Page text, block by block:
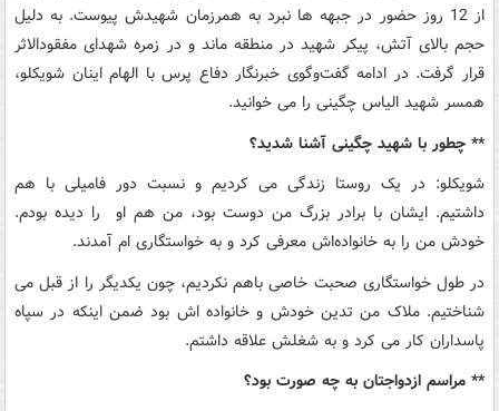
از 12 روز حضور در جبهه ها نبرد به همرزمان شهیدش پیوست. به دلیل
حجم بالای آتش، پیکر شهید در منطقه ماند و در زمره شهدای مفقودالاثر
قرار گرفت. در ادامه گفت‌وگوی خبرنگار دفاع پرس با الهام اینان شویکلو،
همسر شهید الیاس چگینی را می خوانید.
** چطور با شهید چگینی آشنا شدید؟
شویکلو: در یک روستا زندگی می کردیم و نسبت دور فامیلی با هم
داشتیم. ایشان با برادر بزرگ من دوست بود، من هم او را دیده بودم.
خودش من را به خانواده‌اش معرفی کرد و به خواستگاری ام آمدند.
در طول خواستگاری صحبت خاصی باهم نکردیم، چون یکدیگر را از قبل می
شناختیم. ملاک من تدین خودش و خانواده اش بود ضمن اینکه در سپاه
پاسداران کار می کرد و به شغلش علاقه داشتم.
** مراسم ازدواجتان به چه صورت بود؟